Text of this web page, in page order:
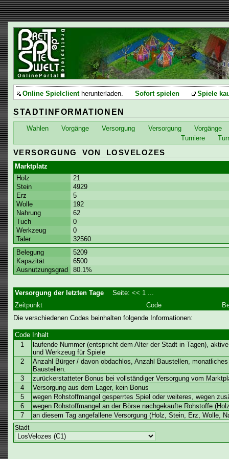
Online Spielclientherunterladen. Sofort spielen Spiele
STADTINFORMATIONEN
Wahlen Vorgänge Versorgung Versorgung
Vorgänge
Turniere
VERSORGUNG VON LOSVELOZES
Marktplatz
Holz
21
Stein
4929
Erz
5
Wolle
192
Nahrung
62
Tuch
0
Werkzeug
0
Taler
32560
Belegung
5209
Kapazität
6500
Ausnutzungsgrad
80.1%
Versorgung der letzten Tage Seite:<< 1
Zeitpunkt
Code
Die verschiedenen Codes beinhalten folgende Informationen:
Code Inhalt
1
laufende Nummer (entspricht dem Alter der Stadt in Tagen),
und Werkzeug für Spiele
2
Anzahl Bürger / davon obdachlos, Anzahl Baustellen,
Baustellen.
3
zurückerstatteter Bonus bei vollständiger Versorgung vom
4
Versorgung aus dem Lager, kein Bonus
5
wegen Rohstoffmangel gesperrtes Spiel oder weiteres, wegen
6
wegen Rohstoffmangel an der Börse nachgekaufte Rohstoffe
7
an diesem Tag angefallene Versorgung (Holz, Stein, Erz, Wolle,
Stadt